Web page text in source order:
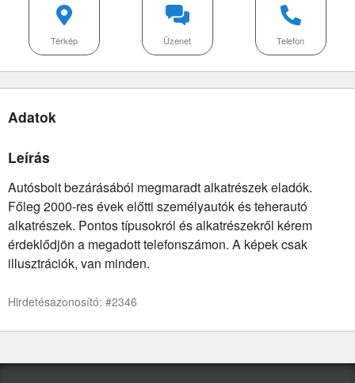
Telefon
Üzenet
Térkép
Adatok
Leírás
Autósbolt bezárásából megmaradt alkatrészek eladók.
Főleg 2000-res évek előtti személyautók és teherautó
alkatrészek. Pontos típusokról és alkatrészekről kérem
érdeklődjön a megadott telefonszámon. A képek csak
illusztrációk, van minden.
Hirdetésazonosító: #2346